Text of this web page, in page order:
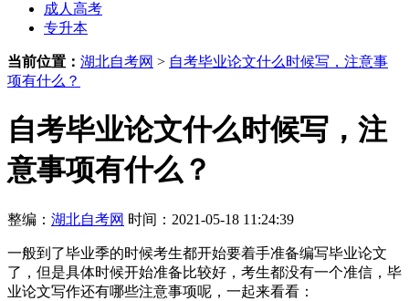
成人高考
专升本
当前位置： 湖北自考网 > 自考毕业论文什么时候写，注意事
项有什么？
自考毕业论文什么时候写，注
意事项有什么？
整编： 湖北自考网 时间：2021-05-18 11:24:39
一般到了毕业季的时候考生都开始要着手准备编写毕业论文
了，但是具体时候开始准备比较好，考生都没有一个准信，毕
业论文写作还有哪些注意事项呢，一起来看看：